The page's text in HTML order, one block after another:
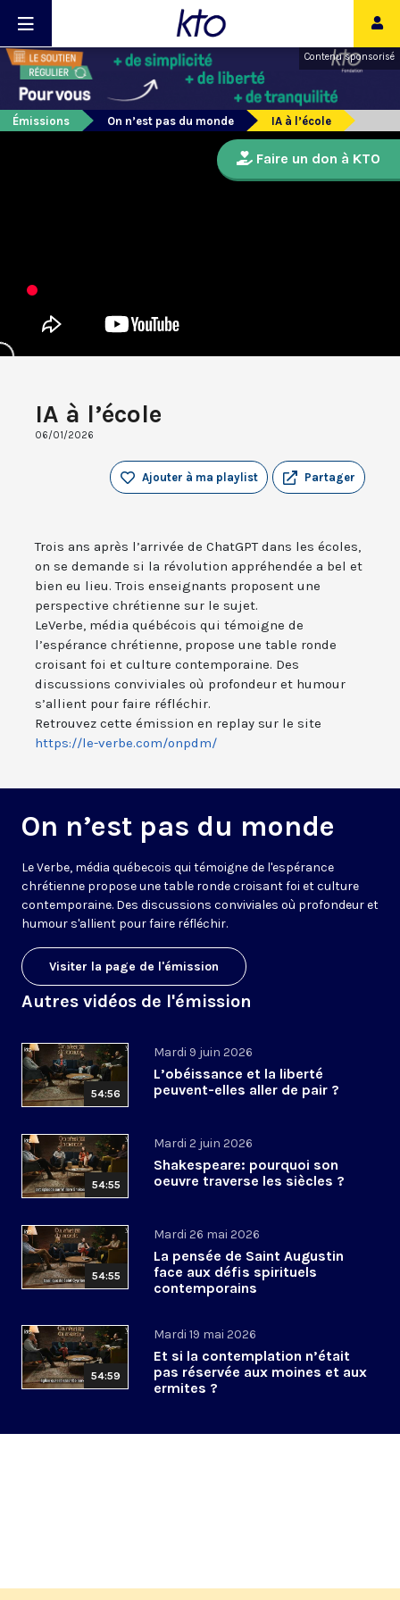
Contenu sponsorisé
Émissions On n’est pas du monde IA à l’école
IA à l’école
06/01/2026
Partager
Ajouter à ma playlist
Trois ans après l’arrivée de ChatGPT dans les écoles,
on se demande si la révolution appréhendée a bel et
bien eu lieu. Trois enseignants proposent une
perspective chrétienne sur le sujet.
LeVerbe, média québécois qui témoigne de
l’espérance chrétienne, propose une table ronde
croisant foi et culture contemporaine. Des
discussions conviviales où profondeur et humour
s’allient pour faire réfléchir.
Retrouvez cette émission en replay sur le site
https://le-verbe.com/onpdm/
On n’est pas du monde
Le Verbe, média québecois qui témoigne de l'espérance
chrétienne propose une table ronde croisant foi et culture
contemporaine. Des discussions conviviales où profondeur et
humour s'allient pour faire réfléchir.
Visiter la page de l'émission
Autres vidéos de l'émission
54:56
Mardi 9 juin 2026
L’obéissance et la liberté
peuvent-elles aller de pair ?
54:55
Mardi 2 juin 2026
Shakespeare: pourquoi son
oeuvre traverse les siècles ?
54:55
Mardi 26 mai 2026
La pensée de Saint Augustin
face aux défis spirituels
contemporains
54:59
Mardi 19 mai 2026
Et si la contemplation n’était
pas réservée aux moines et aux
ermites ?
Faire un don à KTO